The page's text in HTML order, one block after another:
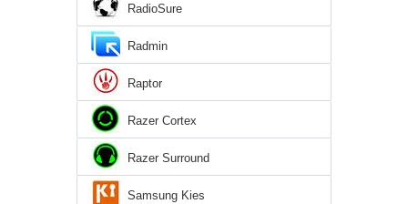
RadioSure
Radmin
Raptor
Razer Cortex
Razer Surround
Samsung Kies